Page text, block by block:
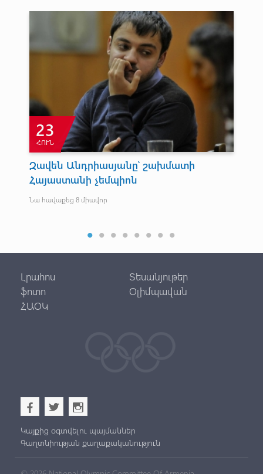
23
ՀՈՒՆ
Զավեն Անդրիասյանը՝ շախմատի
Հայաստանի չեմպիոն
Նա հավաքեց 8 միավոր
Լրահոս
Տեսանյութեր
ֆոտո
Օլիմպավան
ՀԱՕԿ
b a x
Կայքից օգտվելու պայմաններ
Գաղտնիության քաղաքականություն